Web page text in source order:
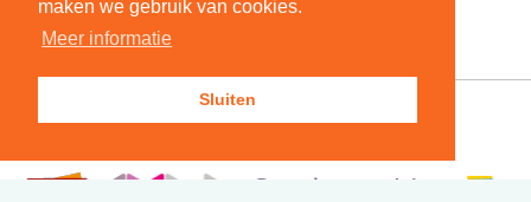
maken we gebruik van cookies.
Meer informatie
Sluiten
4530 AD Terneuzen